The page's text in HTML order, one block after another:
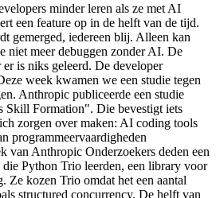
minder leren als ze met AI
een feature op in de helft van de tijd.
gemerged, iedereen blij. Alleen kan
niet meer debuggen zonder AI. De
is niks geleerd. De developer
week kwamen we een studie tegen
Anthropic publiceerde een studie
Skill Formation". Die bevestigt iets
zorgen over maken: AI coding tools
programmeervaardigheden
van Anthropic Onderzoekers deden een
Python Trio leerden, een library voor
Ze kozen Trio omdat het een aantal
structured concurrency. De helft van